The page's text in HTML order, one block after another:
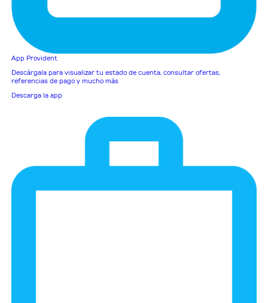
App Provident
Descárgala para visualizar tu estado de cuenta, consultar ofertas,
referencias de pago y mucho más
Descarga la app